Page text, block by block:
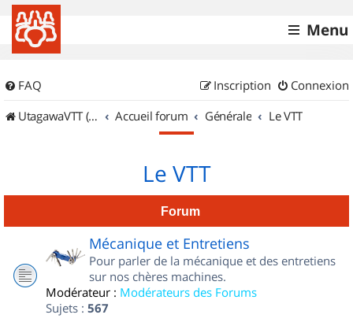
Menu
FAQ Connexion
Inscription
UtagawaVTT (Randos VTT et VTTAE avec traces GPS)
Accueil forum Générale Le VTT
Le VTT
Forum
Mécanique et Entretiens
Pour parler de la mécanique et des entretiens
sur nos chères machines.
Modérateur : Modérateurs des Forums
Sujets : 567